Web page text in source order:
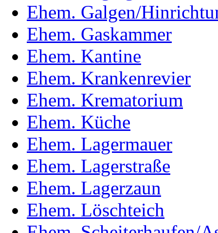
Ehem. Galgen/
Ehem. Gaskammer
Ehem. Kantine
Ehem. Krankenrevier
Ehem. Krematorium
Ehem. Küche
Ehem. Lagermauer
Ehem. Lagerstraße
Ehem. Lagerzaun
Ehem. Löschteich